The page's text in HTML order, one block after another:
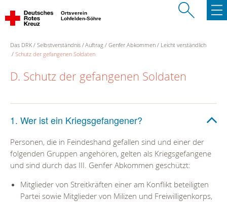
Ortsverein
Lohfelden-Söhre
Das DRK Selbstverständnis Auftrag Genfer Abkommen
Leicht verständlich
Schutz der gefangenen Soldaten
D. Schutz der gefangenen Soldaten
1. Wer ist ein Kriegsgefangener?
Personen, die in Feindeshand gefallen sind und einer der
folgenden Gruppen angehören, gelten als Kriegsgefangene
und sind durch das III. Genfer Abkommen geschützt:
Mitglieder von Streitkräften einer am Konflikt beteiligten
Partei sowie Mitglieder von Milizen und Freiwilligenkorps,